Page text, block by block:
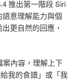
推出第一階段 Siri
意理解能力與個
更自然的回應，
內容，理解上下
我的食譜」或「我